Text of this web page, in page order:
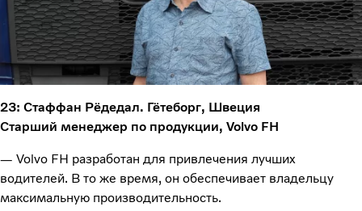
23: Стаффан Рёдедал. Гётеборг, Швеция
Старший менеджер по продукции, Volvo FH
— Volvo FH разработан для привлечения лучших
водителей. В то же время, он обеспечивает владельцу
максимальную производительность.